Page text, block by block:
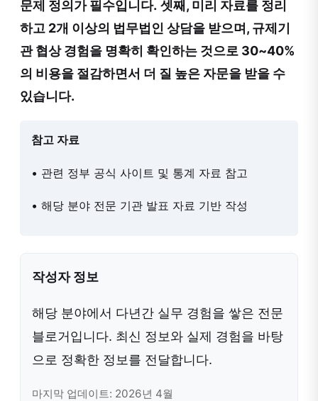
문제 정의가 필수입니다. 셋째, 미리 자료를 정리
하고 2개 이상의 법무법인 상담을 받으며, 규제기
관 협상 경험을 명확히 확인하는 것으로 30~40%
의 비용을 절감하면서 더 질 높은 자문을 받을 수
있습니다.
참고 자료
• 관련 정부 공식 사이트 및 통계 자료 참고
• 해당 분야 전문 기관 발표 자료 기반 작성
작성자 정보
해당 분야에서 다년간 실무 경험을 쌓은 전문
블로거입니다. 최신 정보와 실제 경험을 바탕
으로 정확한 정보를 전달합니다.
마지막 업데이트: 2026년 4월